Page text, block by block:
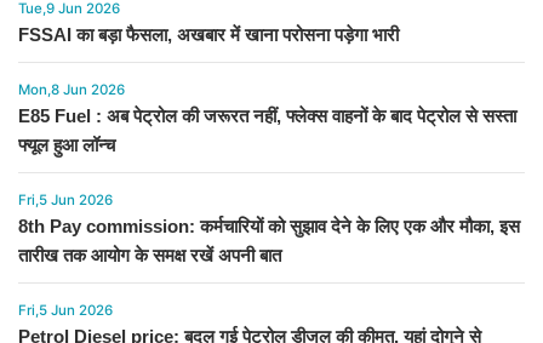
Tue,9 Jun 2026
FSSAI का बड़ा फैसला, अखबार में खाना परोसना पड़ेगा भारी
Mon,8 Jun 2026
E85 Fuel : अब पेट्रोल की जरूरत नहीं, फ्लेक्स वाहनों के बाद पेट्रोल से सस्ता
फ्यूल हुआ लॉन्च
Fri,5 Jun 2026
8th Pay commission: कर्मचारियों को सुझाव देने के लिए एक और मौका, इस
तारीख तक आयोग के समक्ष रखें अपनी बात
Fri,5 Jun 2026
Petrol Diesel price: बदल गई पेट्रोल डीजल की कीमत, यहां दोगुने से